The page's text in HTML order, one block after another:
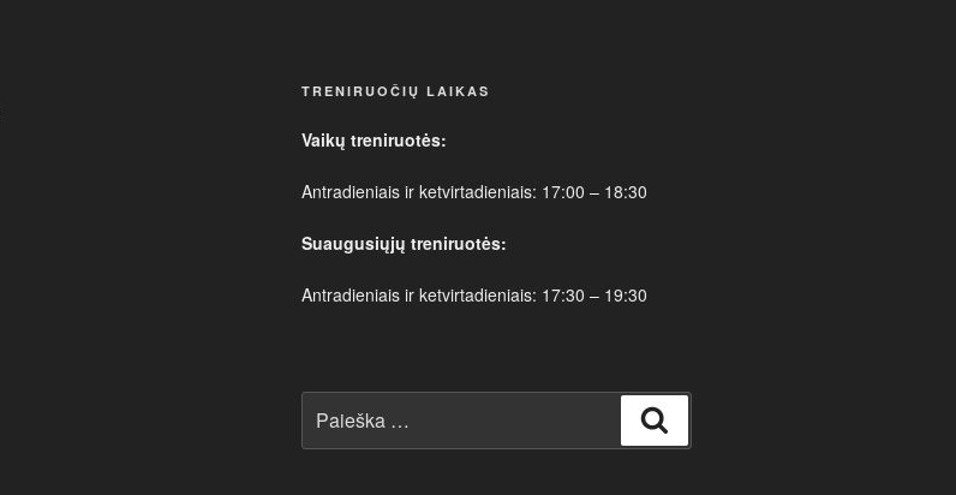
TRENIRUOČIŲ LAIKAS
Vaikų treniruotės:
Antradieniais ir ketvirtadieniais: 17:00 – 18:30
Suaugusiųjų treniruotės:
Antradieniais ir ketvirtadieniais: 17:30 – 19:30